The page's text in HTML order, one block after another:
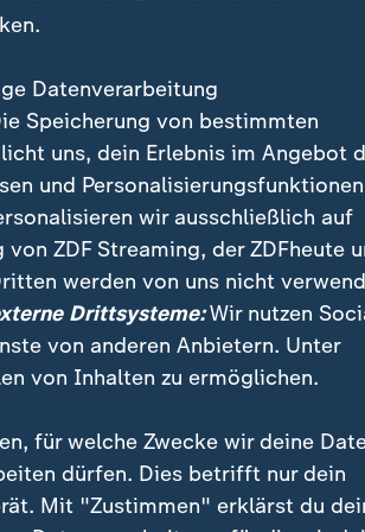
Überschwemmungen und
gekommen. Das berichtete ein
Portals "klix.ba". Zahlreiche
ist vor allem das bergige
Mostar.
über die Ufer getreten. So
viele Häuser seien
"nur noch das Minarett der
Tote fanden die
Jablanica im Einsatz
Datenverarbeitung
Speicherung von bestimmten
uns, dein Erlebnis im Angebot
und Personalisierungsfunktionen
wir ausschließlich auf
von ZDF Streaming, der ZDFheute
werden von uns nicht
Drittsysteme:Wir nutzen
von anderen Anbietern. Unter
von Inhalten zu ermöglichen.
für welche Zwecke wir deine
dürfen. Dies betrifft nur dein
Mit "Zustimmen" erklärst du